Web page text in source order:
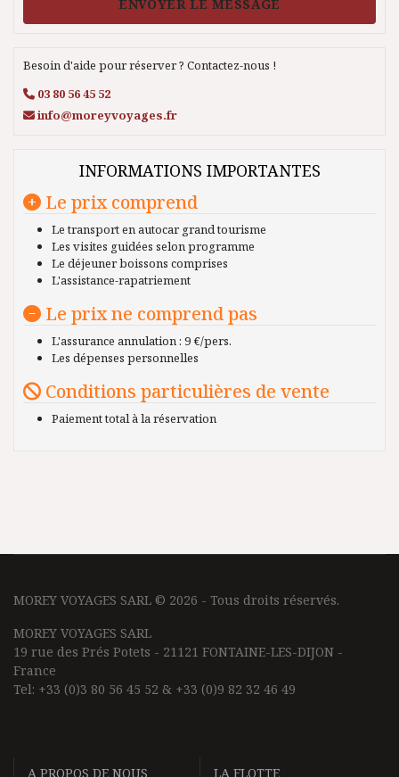
ENVOYER LE MESSAGE
Besoin d'aide pour réserver ? Contactez-nous !
03 80 56 45 52
info@moreyvoyages.fr
INFORMATIONS IMPORTANTES
Le prix comprend
Le transport en autocar grand tourisme
Les visites guidées selon programme
Le déjeuner boissons comprises
L'assistance-rapatriement
Le prix ne comprend pas
L'assurance annulation : 9 €/pers.
Les dépenses personnelles
Conditions particulières de vente
Paiement total à la réservation
MOREY VOYAGES SARL © 2026 - Tous droits réservés.
MOREY VOYAGES SARL
19 rue des Prés Potets - 21121 FONTAINE-LES-DIJON -
France
Tel: +33 (0)3 80 56 45 52 & +33 (0)9 82 32 46 49
A PROPOS DE NOUS LA FLOTTE